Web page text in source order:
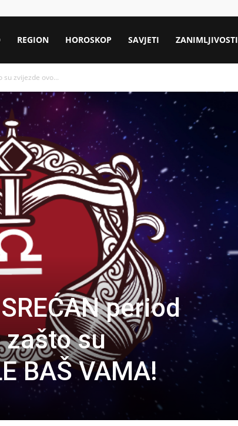
REGION HOROSKOP SAVJETI ZANIMLJIVOSTI
su zvijezde ovo...
period
zašto su
BAŠ VAMA!